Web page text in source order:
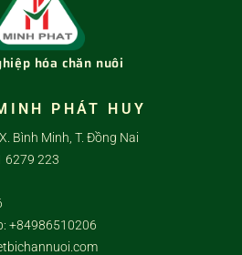
hóa chăn nuôi
PHÁT HUY
Bình Minh, T. Đồng Nai
6279 223
+84986510206